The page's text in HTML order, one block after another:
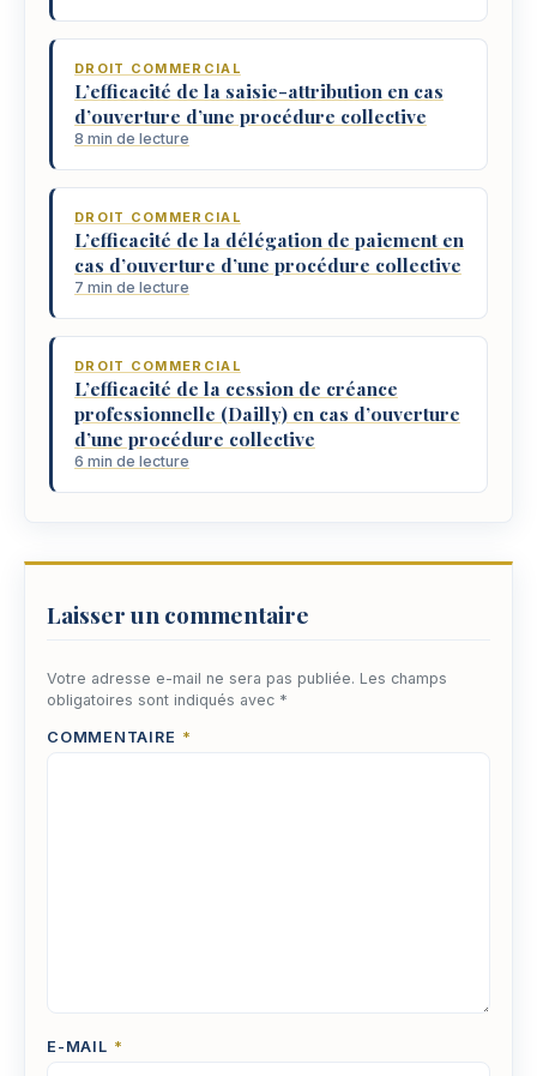
DROIT COMMERCIAL
L’efficacité de la saisie-attribution en cas
d’ouverture d’une procédure collective
8 min de lecture
DROIT COMMERCIAL
L’efficacité de la délégation de paiement en
cas d’ouverture d’une procédure collective
7 min de lecture
DROIT COMMERCIAL
L’efficacité de la cession de créance
professionnelle (Dailly) en cas d’ouverture
d’une procédure collective
6 min de lecture
Laisser un commentaire
Votre adresse e-mail ne sera pas publiée. Les champs
obligatoires sont indiqués avec *
COMMENTAIRE *
E-MAIL *